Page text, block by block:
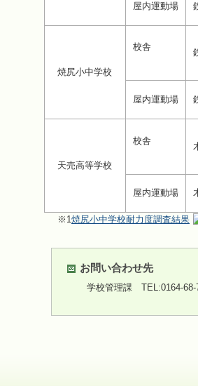
屋内運動場
焼尻小中学校
校舎
屋内運動場
天売高等学校
校舎
屋内運動場
※1焼尻小中学校耐力度調査結果
お問い合わせ先
学校管理課 TEL:0164-